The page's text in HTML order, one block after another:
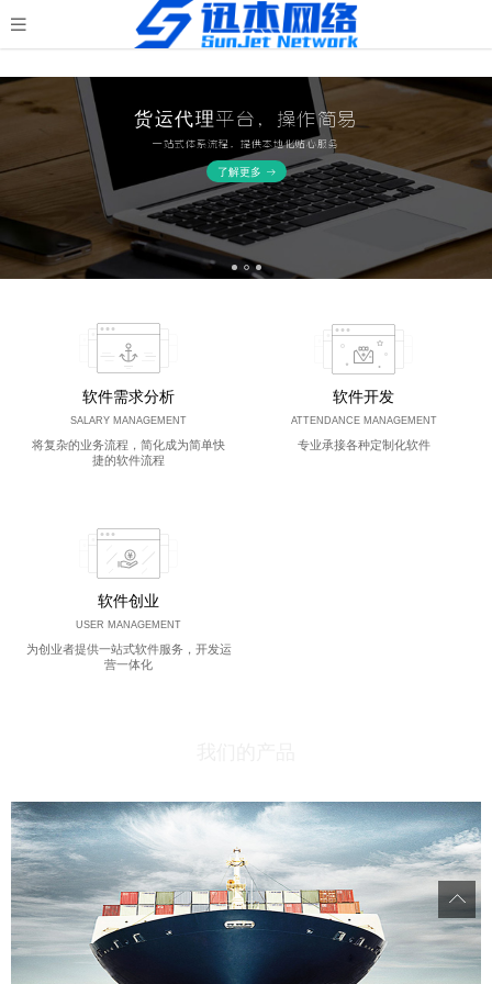
货运代理平台，操作简易
一站式体系流程，提供本地化贴心服务
了解更多
软件需求分析
SALARY MANAGEMENT
将复杂的业务流程，简化成为简单快
捷的软件流程
软件开发
ATTENDANCE MANAGEMENT
专业承接各种定制化软件
软件创业
USER MANAGEMENT
为创业者提供一站式软件服务，开发运
营一体化